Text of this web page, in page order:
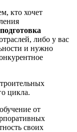
кто хочет
либо у вас
и нужно
цикла.
от
своих